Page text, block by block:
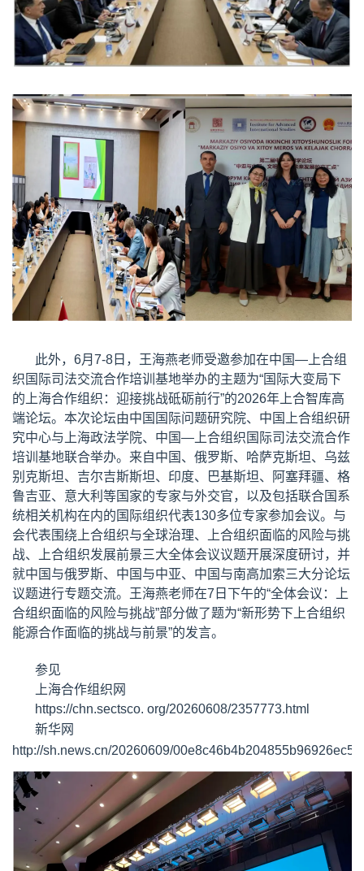
此外，6月7-8日，王海燕老师受邀参加在中国—上合组
织国际司法交流合作培训基地举办的主题为“国际大变局下
的上海合作组织：迎接挑战砥砺前行”的2026年上合智库高
端论坛。本次论坛由中国国际问题研究院、中国上合组织研
究中心与上海政法学院、中国—上合组织国际司法交流合作
培训基地联合举办。来自中国、俄罗斯、哈萨克斯坦、乌兹
别克斯坦、吉尔吉斯斯坦、印度、巴基斯坦、阿塞拜疆、格
鲁吉亚、意大利等国家的专家与外交官，以及包括联合国系
统相关机构在内的国际组织代表130多位专家参加会议。与
会代表围绕上合组织与全球治理、上合组织面临的风险与挑
战、上合组织发展前景三大全体会议议题开展深度研讨，并
就中国与俄罗斯、中国与中亚、中国与南高加索三大分论坛
议题进行专题交流。王海燕老师在7日下午的“全体会议：上
合组织面临的风险与挑战”部分做了题为“新形势下上合组织
能源合作面临的挑战与前景”的发言。
参见
上海合作组织网
https://chn.sectsco. org/20260608/2357773.html
新华网
http://sh.news.cn/20260609/